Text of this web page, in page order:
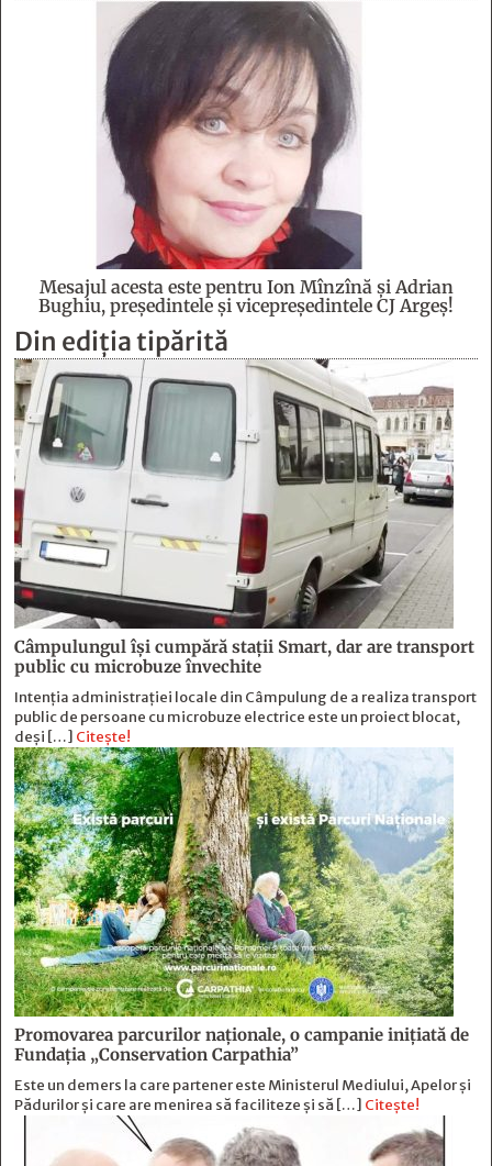
Mesajul acesta este pentru Ion Mînzînă şi Adrian
Bughiu, preşedintele şi vicepreşedintele CJ Argeş!
Din ediția tipărită
Câmpulungul îşi cumpără staţii Smart, dar are transport
public cu microbuze învechite
Intenția administrației locale din Câmpulung de a realiza transport
public de persoane cu microbuze electrice este un proiect blocat,
deși […] Citește!
Promovarea parcurilor naționale, o campanie inițiată de
Fundația „Conservation Carpathia”
Este un demers la care partener este Ministerul Mediului, Apelor și
Pădurilor și care are menirea să faciliteze și să […] Citește!